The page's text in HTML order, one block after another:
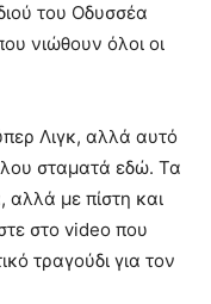
του Οδυσσέα
νιώθουν όλοι οι
Λιγκ, αλλά αυτό
σταματά εδώ. Τα
αλλά με πίστη και
στο video που
τραγούδι για τον